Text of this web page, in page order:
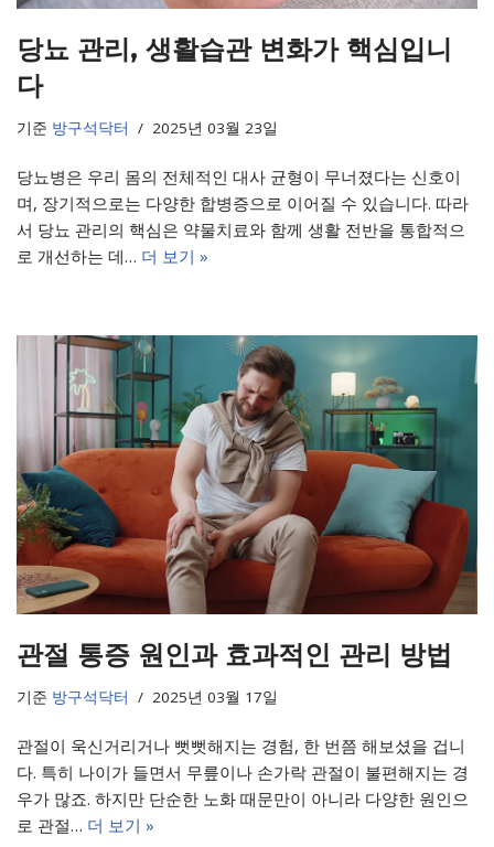
당뇨 관리, 생활습관 변화가 핵심입니
다
기준 방구석닥터 2025년 03월 23일
당뇨병은 우리 몸의 전체적인 대사 균형이 무너졌다는 신호이
며, 장기적으로는 다양한 합병증으로 이어질 수 있습니다. 따라
서 당뇨 관리의 핵심은 약물치료와 함께 생활 전반을 통합적으
로 개선하는 데… 더 보기 »
관절 통증 원인과 효과적인 관리 방법
기준 방구석닥터 2025년 03월 17일
관절이 욱신거리거나 뻣뻣해지는 경험, 한 번쯤 해보셨을 겁니
다. 특히 나이가 들면서 무릎이나 손가락 관절이 불편해지는 경
우가 많죠. 하지만 단순한 노화 때문만이 아니라 다양한 원인으
로 관절… 더 보기 »